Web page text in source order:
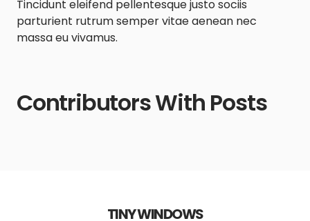
Tincidunt eleifend pellentesque justo sociis
parturient rutrum semper vitae aenean nec
massa eu vivamus.
Contributors With Posts
TINY WINDOWS